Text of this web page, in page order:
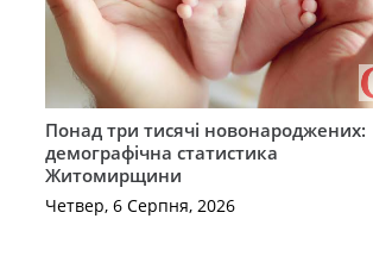
Понад три тисячі новонароджених:
демографічна статистика
Житомирщини
Четвер, 6 Серпня, 2026